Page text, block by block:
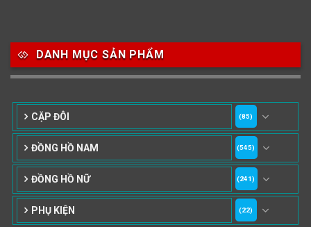
DANH MỤC SẢN PHẨM
CẶP ĐÔI (85)
ĐỒNG HỒ NAM (545)
ĐỒNG HỒ NỮ (241)
PHỤ KIỆN (22)